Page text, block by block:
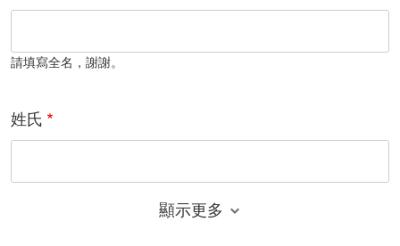
請填寫全名，謝謝。
姓氏
顯示更多